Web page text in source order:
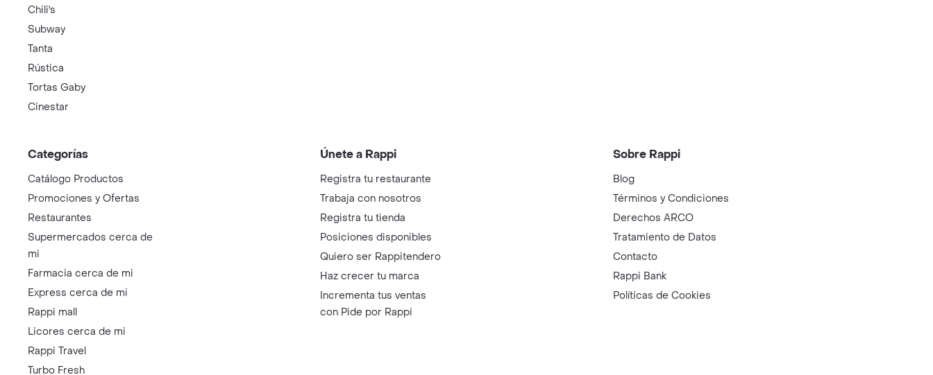
Chili's
Subway
Tanta
Rústica
Tortas Gaby
Cinestar
Categorías
Catálogo Productos
Promociones y Ofertas
Restaurantes
Supermercados cerca de
mi
Farmacia cerca de mi
Express cerca de mi
Rappi mall
Licores cerca de mi
Rappi Travel
Turbo Fresh
Únete a Rappi
Registra tu restaurante
Trabaja con nosotros
Registra tu tienda
Posiciones disponibles
Quiero ser Rappitendero
Haz crecer tu marca
Incrementa tus ventas
con Pide por Rappi
Sobre Rappi
Blog
Términos y Condiciones
Derechos ARCO
Tratamiento de Datos
Contacto
Rappi Bank
Políticas de Cookies